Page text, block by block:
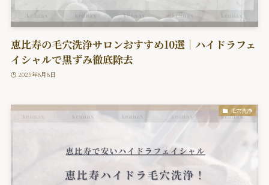
恵比寿の毛穴洗浄サロンおすすめ10選｜ハイドラフェ
イシャルで黒ずみ徹底除去
2025年8月8日
毛穴洗浄